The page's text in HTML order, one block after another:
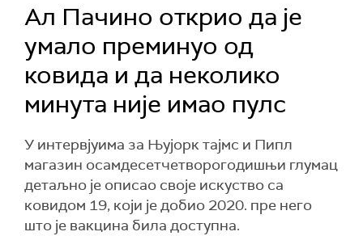
Ал Пачино открио да је
умало преминуо од
ковида и да неколико
минута није имао пулс
У интервјуима за Њујорк тајмс и Пипл
магазин осамдесетчетворогодишњи глумац
детаљно је описао своје искуство са
ковидом 19, који је добио 2020. пре него
што је вакцина била доступна.